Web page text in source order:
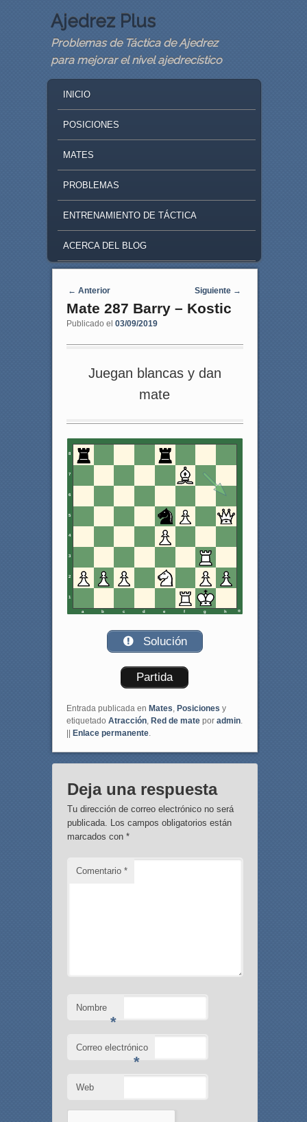
Ajedrez Plus
Problemas de Táctica de Ajedrez
para mejorar el nivel ajedrecístico
SKIP TO PRIMARY CONTENT
SKIP TO SECONDARY CONTENT
INICIO
POSICIONES
MATES
PROBLEMAS
ENTRENAMIENTO DE TÁCTICA
ACERCA DEL BLOG
Navegaci�n de entradas
← Anterior Siguiente →
Mate 287 Barry – Kostic
Publicado el 03/09/2019
Juegan blancas y dan
mate
8
7
6
5
4
3
2
1
a b c d e f g h
Solución
Partida
Entrada publicada en Mates, Posiciones y
etiquetado Atracción, Red de matepor admin.
Enlace permanente.
Deja una respuesta
Tu dirección de correo electrónico no será
publicada. Los campos obligatorios están
marcados con *
Comentario *
Nombre
*
Correo electrónico
*
Web